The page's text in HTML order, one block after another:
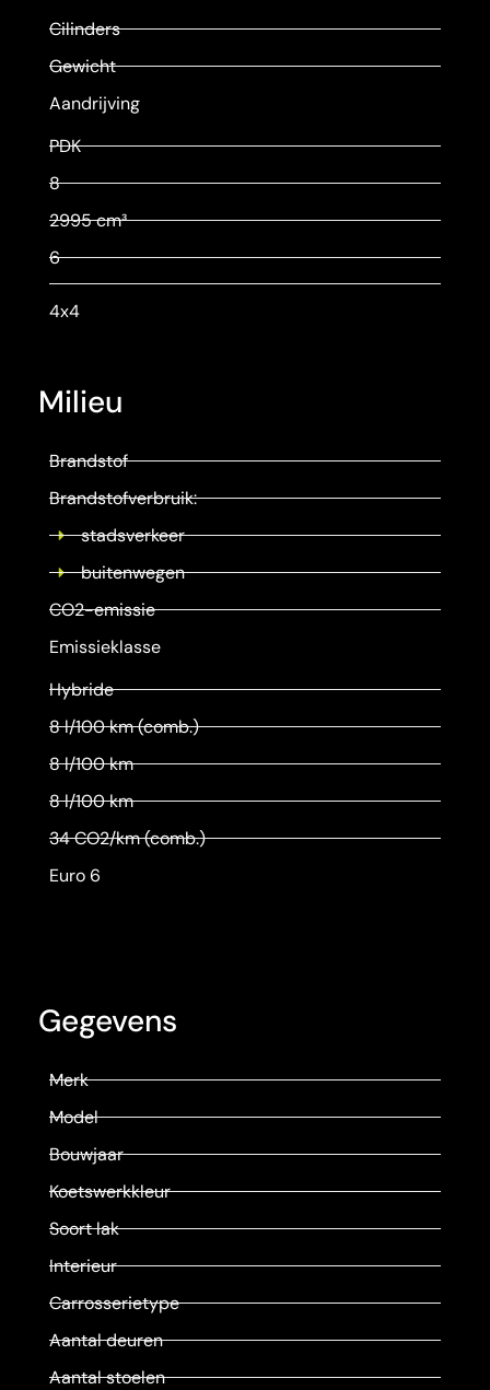
Cilinders
Gewicht
Aandrijving
PDK
8
2995 cm³
6
4x4
Milieu
Brandstof
Brandstofverbruik:
stadsverkeer
buitenwegen
CO2-emissie
Emissieklasse
Hybride
8 l/100 km (comb.)
8 l/100 km
8 l/100 km
34 CO2/km (comb.)
Euro 6
Gegevens
Merk
Model
Bouwjaar
Koetswerkkleur
Soort lak
Interieur
Carrosserietype
Aantal deuren
Aantal stoelen